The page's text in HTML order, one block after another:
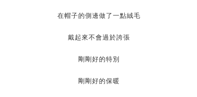
在帽子的側邊做了一點絨毛
戴起來不會過於誇張
剛剛好的特別
剛剛好的保暖